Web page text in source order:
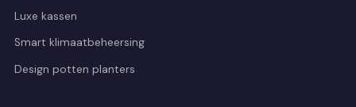
Luxe kassen
Smart klimaatbeheersing
Design potten planters